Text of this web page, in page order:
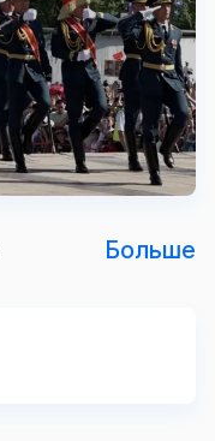
Больше